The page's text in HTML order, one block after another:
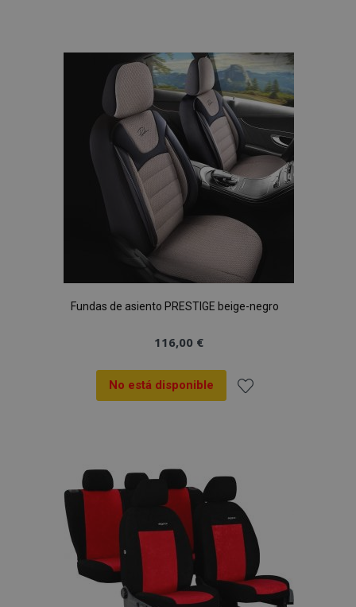
Lista
de
Deseos
Fundas de asiento PRESTIGE beige-negro
116,00 €
No está disponible
Lista
de
Deseos